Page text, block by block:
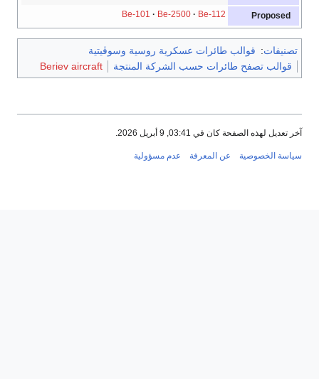
Proposed
Be-101 Be-2500 Be-112
تصنيفات: قوالب طائرات عسكرية روسية وسوڤيتية
قوالب تصفح طائرات حسب الشركة المنتجة
Beriev aircraft
آخر تعديل لهذه الصفحة كان في 03:41, 9 أبريل 2026.
سياسة الخصوصية عن المعرفة عدم مسؤولية